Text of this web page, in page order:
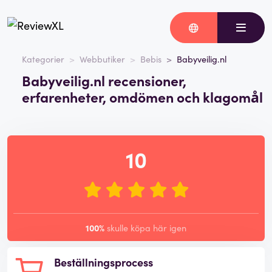
Kategorier Webbutiker Bebis Babyveilig.nl
Babyveilig.nl recensioner,
erfarenheter, omdömen och klagomål
Beställningsprocess
10
100% skulle köpa här igen